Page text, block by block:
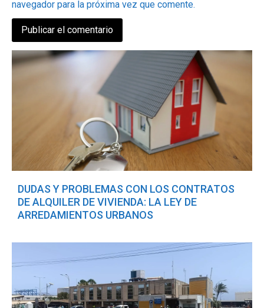
navegador para la próxima vez que comente.
DUDAS Y PROBLEMAS CON LOS CONTRATOS
DE ALQUILER DE VIVIENDA: LA LEY DE
ARREDAMIENTOS URBANOS